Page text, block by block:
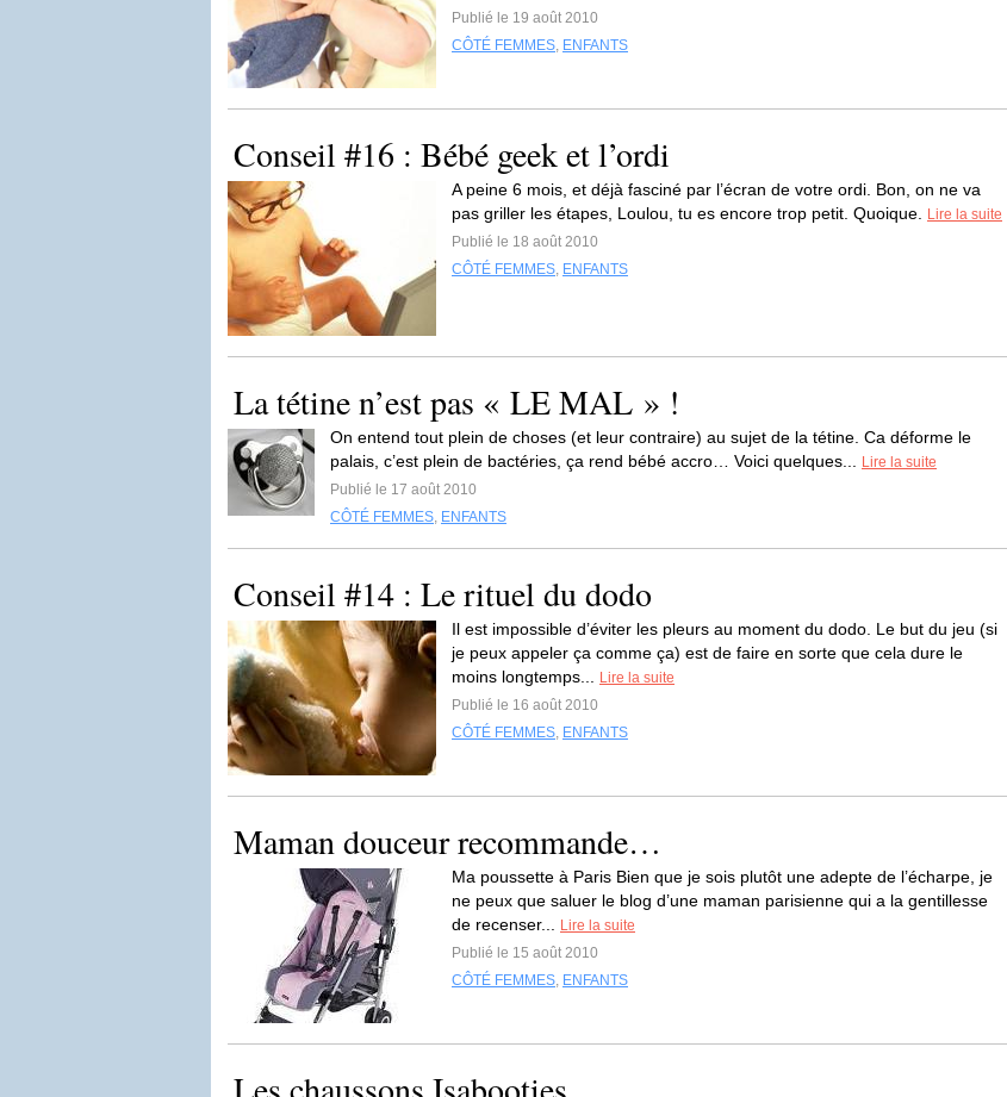
Publié le 19 août 2010
CÔTÉ FEMMES, ENFANTS
Conseil #16 : Bébé geek et l’ordi
A peine 6 mois, et déjà fasciné par l’écran de votre ordi. Bon, on ne va
pas griller les étapes, Loulou, tu es encore trop petit. Quoique.
Lire la suite
Publié le 18 août 2010
CÔTÉ FEMMES, ENFANTS
La tétine n’est pas « LE MAL » !
On entend tout plein de choses (et leur contraire) au sujet de la tétine. Ca déforme le
palais, c’est plein de bactéries, ça rend bébé accro… Voici quelques...
Lire la suite
Publié le 17 août 2010
CÔTÉ FEMMES, ENFANTS
Conseil #14 : Le rituel du dodo
Il est impossible d’éviter les pleurs au moment du dodo. Le but du jeu (si
je peux appeler ça comme ça) est de faire en sorte que cela dure le
moins longtemps...
Lire la suite
Publié le 16 août 2010
CÔTÉ FEMMES, ENFANTS
Maman douceur recommande…
Ma poussette à Paris Bien que je sois plutôt une adepte de l’écharpe, je
ne peux que saluer le blog d’une maman parisienne qui a la gentillesse
de recenser...
Lire la suite
Publié le 15 août 2010
CÔTÉ FEMMES, ENFANTS